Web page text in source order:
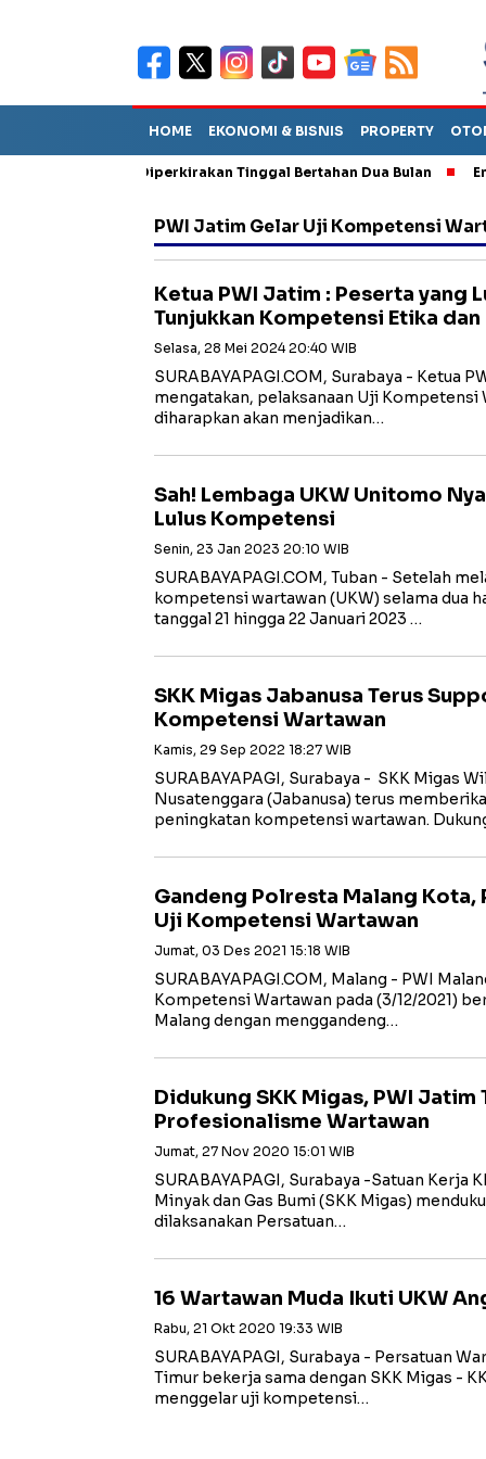
HOME EKONOMI & BISNIS PROPERTY
Sebut TPA Diperkirakan Tinggal Bertahan Dua Bulan Empat
PWI Jatim Gelar Uji Kompetensi
Ketua PWI Jatim : Peserta yang
Tunjukkan Kompetensi Etika
Selasa, 28 Mei 2024 20:40 WIB
SURABAYAPAGI.COM, Surabaya - Ketua
mengatakan, pelaksanaan Uji Kompetensi
diharapkan akan menjadikan…
Sah! Lembaga UKW Unitomo
Lulus Kompetensi
Senin, 23 Jan 2023 20:10 WIB
SURABAYAPAGI.COM, Tuban - Setelah
kompetensi wartawan (UKW) selama dua
tanggal 21 hingga 22 Januari 2023 …
SKK Migas Jabanusa Terus
Kompetensi Wartawan
Kamis, 29 Sep 2022 18:27 WIB
SURABAYAPAGI, Surabaya - SKK Migas
Nusatenggara (Jabanusa) terus
peningkatan kompetensi wartawan.
Gandeng Polresta Malang Kota,
Uji Kompetensi Wartawan
Jumat, 03 Des 2021 15:18 WIB
SURABAYAPAGI.COM, Malang - PWI
Kompetensi Wartawan pada (3/12/2021)
Malang dengan menggandeng…
Didukung SKK Migas, PWI Jatim
Profesionalisme Wartawan
Jumat, 27 Nov 2020 15:01 WIB
SURABAYAPAGI, Surabaya -Satuan Kerja
Minyak dan Gas Bumi (SKK Migas)
dilaksanakan Persatuan…
16 Wartawan Muda Ikuti UKW
Rabu, 21 Okt 2020 19:33 WIB
SURABAYAPAGI, Surabaya - Persatuan
Timur bekerja sama dengan SKK Migas -
menggelar uji kompetensi…